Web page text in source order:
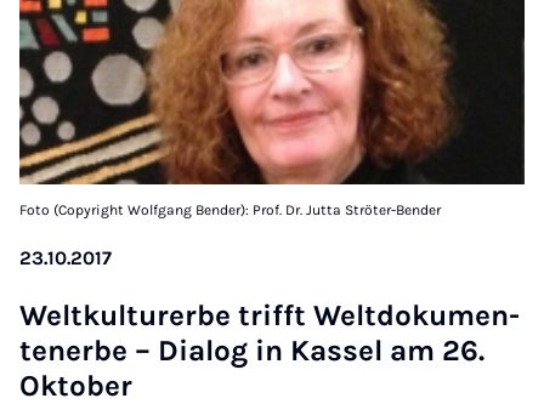
Foto (Copyright Wolfgang Bender): Prof. Dr. Jutta Ströter-Bender
23.10.2017
Welt­kul­tur­er­be trifft Welt­do­ku­men­
te­n­er­be – Di­a­log in Kas­sel am 26.
Ok­to­ber